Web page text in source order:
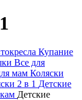
Купание
Все для
мам Коляски
2 в 1 Детские
Детские